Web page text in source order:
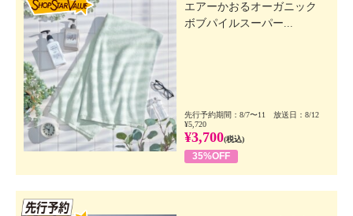
エアーかおるオーガニック
ボブパイルスーパー...
先行予約期間：8/7〜11 放送日：8/12
¥5,720
¥3,700(税込)
35%OFF